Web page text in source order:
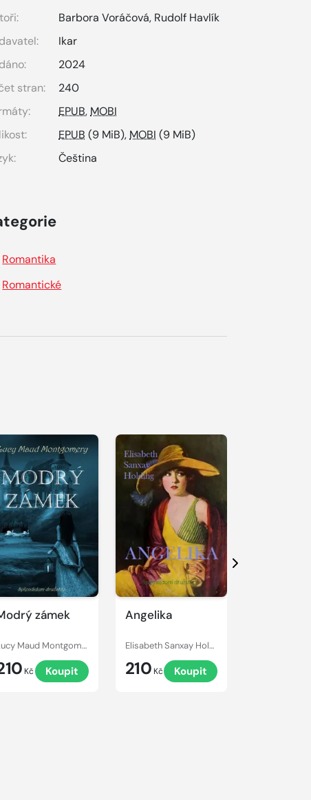
Barbora Voráčová, Rudolf Havlík
Ikar
2024
stran:
240
EPUB, MOBI
EPUB (9 MiB), MOBI (9 MiB)
Čeština
Romantika
Romantické
zámek
Lucy Maud Montgomery
Kč Koupit
Angelika
Elisabeth Sanxay Holding
210 Kč Koupit
Další